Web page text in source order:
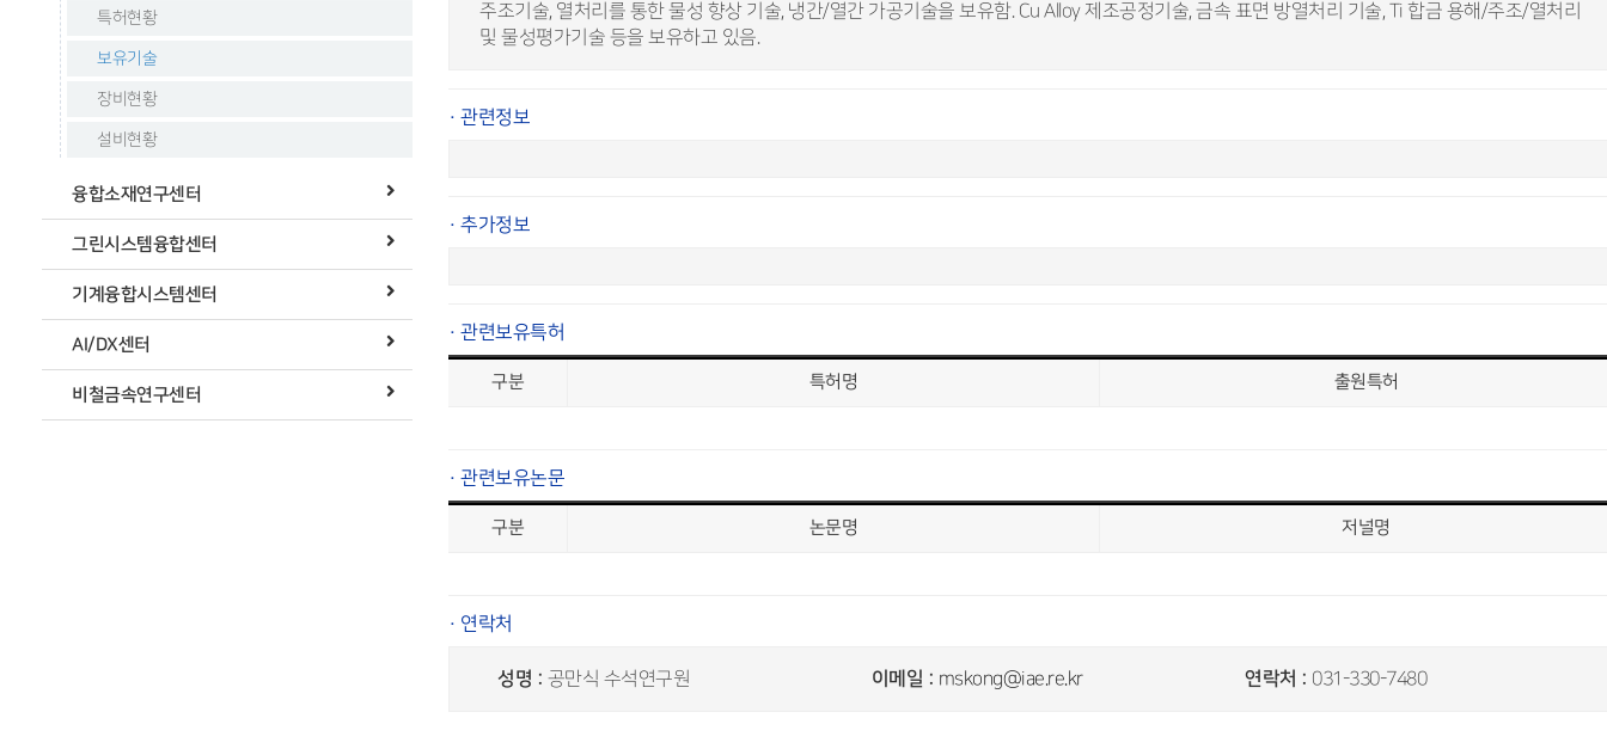
특허현황
보유기술
장비현황
설비현황
융합소재연구센터
그린시스템융합센터
기계융합시스템센터
AI/DX센터
비철금속연구센터
주조기술, 열처리를 통한 물성 향상 기술, 냉간/열간 가공기술을 보유함. Cu Alloy 제조공정기술, 금속 표면 방열처리 기술, Ti 합금 용해/주조/열처리
및 물성평가기술 등을 보유하고 있음.
· 관련정보
· 추가정보
· 관련보유특허
구분 특허명 출원특허
· 관련보유논문
구분 논문명 저널명
· 연락처
성명 : 공만식 수석연구원 이메일 : mskong@iae.re.kr 연락처 : 031-330-7480